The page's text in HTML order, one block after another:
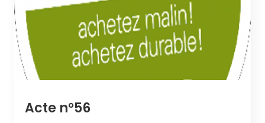
Acte n°56